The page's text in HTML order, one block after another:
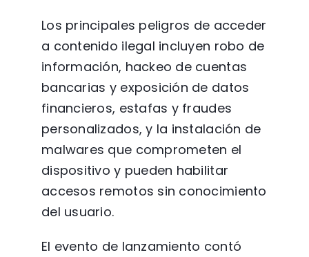
Los principales peligros de acceder
a contenido ilegal incluyen robo de
información, hackeo de cuentas
bancarias y exposición de datos
financieros, estafas y fraudes
personalizados, y la instalación de
malwares que comprometen el
dispositivo y pueden habilitar
accesos remotos sin conocimiento
del usuario.
El evento de lanzamiento contó